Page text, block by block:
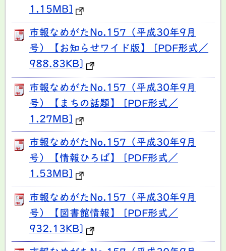
1.15MB]
市報なめがたNo.157（平成30年9月
号）【お知らせワイド版】 [PDF形式／
988.83KB]
市報なめがたNo.157（平成30年9月
号）【まちの話題】 [PDF形式／
1.27MB]
市報なめがたNo.157（平成30年9月
号）【情報ひろば】 [PDF形式／
1.53MB]
市報なめがたNo.157（平成30年9月
号）【図書館情報】 [PDF形式／
932.13KB]